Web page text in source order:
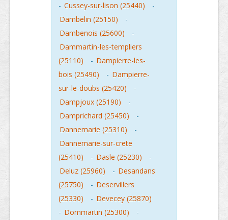
- Cussey-sur-lison (25440)
-
Dambelin (25150)
-
Dambenois (25600)
-
Dammartin-les-templiers
(25110)
- Dampierre-les-
bois (25490)
- Dampierre-
sur-le-doubs (25420)
-
Dampjoux (25190)
-
Damprichard (25450)
-
Dannemarie (25310)
-
Dannemarie-sur-crete
(25410)
- Dasle (25230)
-
Deluz (25960)
- Desandans
(25750)
- Deservillers
(25330)
- Devecey (25870)
- Dommartin (25300)
-